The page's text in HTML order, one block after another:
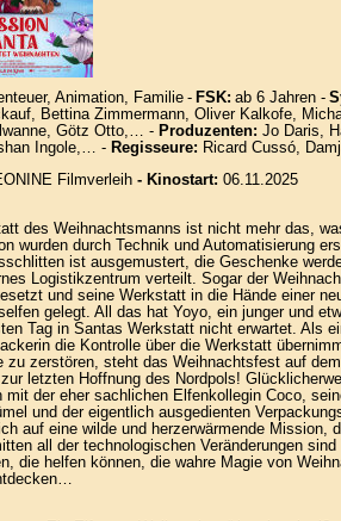
Animation, Familie - FSK: ab 6 Jahren -
Bettina Zimmermann, Oliver Kalkofe,
Götz Otto,… - Produzenten: Jo Daris,
Ingole,… - Regisseure: Ricard Cussó,
Filmverleih - Kinostart: 06.11.2025
des Weihnachtsmanns ist nicht mehr das,
wurden durch Technik und Automatisierung
ist ausgemustert, die Geschenke
Logistikzentrum verteilt. Sogar der
und seine Werkstatt in die Hände einer
gelegt. All das hat Yoyo, ein junger und
Tag in Santas Werkstatt nicht erwartet. Als
die Kontrolle über die Werkstatt
zu zerstören, steht das Weihnachtsfest auf
letzten Hoffnung des Nordpols!
mit der eher sachlichen Elfenkollegin Coco,
und der eigentlich ausgedienten
auf eine wilde und herzerwärmende Mission,
all der technologischen Veränderungen
die helfen können, die wahre Magie von